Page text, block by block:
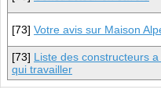
[73] Votre avis sur Maison
[73] Liste des constructeurs
qui travailler